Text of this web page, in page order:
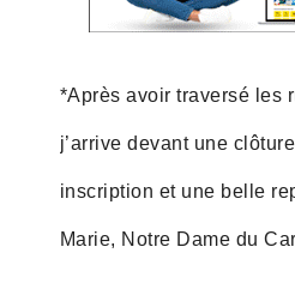
*Après avoir traversé les
j’arrive devant une
inscription et une belle
Marie, Notre Dame du